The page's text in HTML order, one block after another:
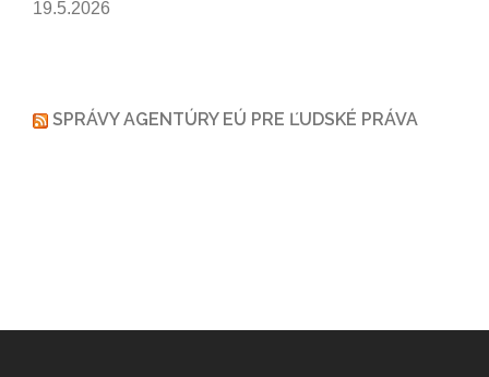
19.5.2026
SPRÁVY AGENTÚRY EÚ PRE ĽUDSKÉ PRÁVA